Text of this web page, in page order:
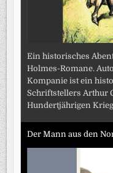
Ein historisches
Holmes-Romane.
Kompanie ist ein
Schriftstellers Arthur
Hundertjährigen
Der Mann aus den